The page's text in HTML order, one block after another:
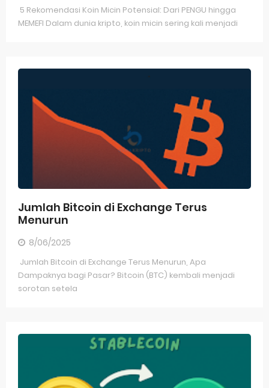
5 Rekomendasi Koin Micin Potensial: Dari PENGU hingga
MEMEFI Dalam dunia kripto, koin micin sering kali menjadi
Jumlah Bitcoin di Exchange Terus
Menurun
8/06/2025
Jumlah Bitcoin di Exchange Terus Menurun, Apa
Dampaknya bagi Pasar? Bitcoin (BTC) kembali menjadi
sorotan setela